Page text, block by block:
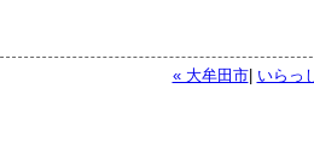
« 大牟田市| いらっ